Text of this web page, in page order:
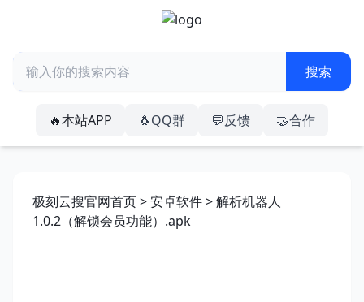
🔥本站APP 🐧QQ群 💬反馈 🤝合作
极刻云搜官网首页>安卓软件> 解析机器人
1.0.2（解锁会员功能）.apk